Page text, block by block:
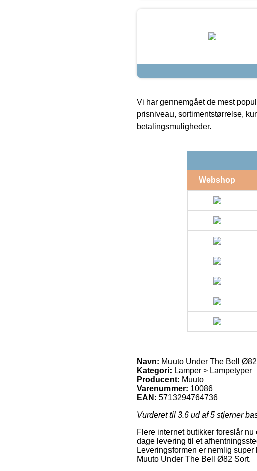
Vi har gennemgået de mest
prisniveau, sortimentstørrelse,
betalingsmuligheder.
Webshop
Navn: Muuto Under The Bell
Kategori: Lamper > Lampetyper
Producent: Muuto
Varenummer: 10086
EAN: 5713294764736
Vurderet til 3.6 ud af 5 stjerner
Flere internet butikker foreslår
dage levering til et
Leveringsformen er nemlig
Muuto Under The Bell Ø82 Sort.